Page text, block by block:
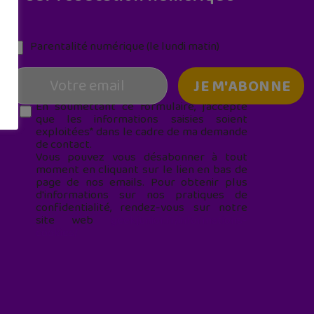
Parentalité numérique (le lundi matin)
En soumettant ce formulaire, j’accepte
que les informations saisies soient
exploitées* dans le cadre de ma demande
de contact.
Vous pouvez vous désabonner à tout
moment en cliquant sur le lien en bas de
page de nos emails. Pour obtenir plus
d'informations sur nos pratiques de
confidentialité, rendez-vous sur notre
site web